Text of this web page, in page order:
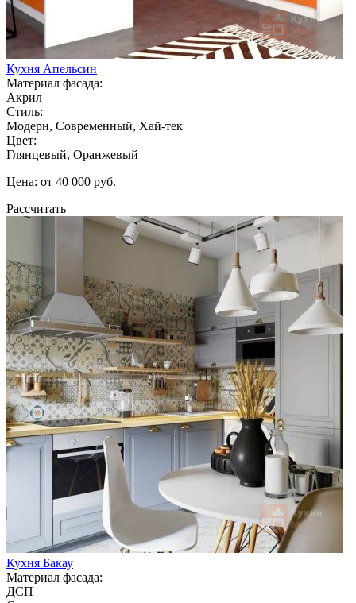
Кухня Апельсин
Материал фасада:
Акрил
Стиль:
Модерн, Современный, Хай-тек
Цвет:
Глянцевый, Оранжевый
Цена: от 40 000 руб.
Рассчитать
Кухня Бакау
Материал фасада:
ДСП